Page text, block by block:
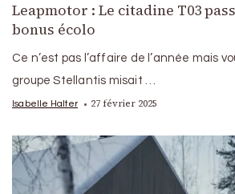
Leapmotor : Le citadine T03
bonus écolo
Ce n’est pas l’affaire de l’année mais
groupe Stellantis misait …
Isabelle Halter 27 février 2025